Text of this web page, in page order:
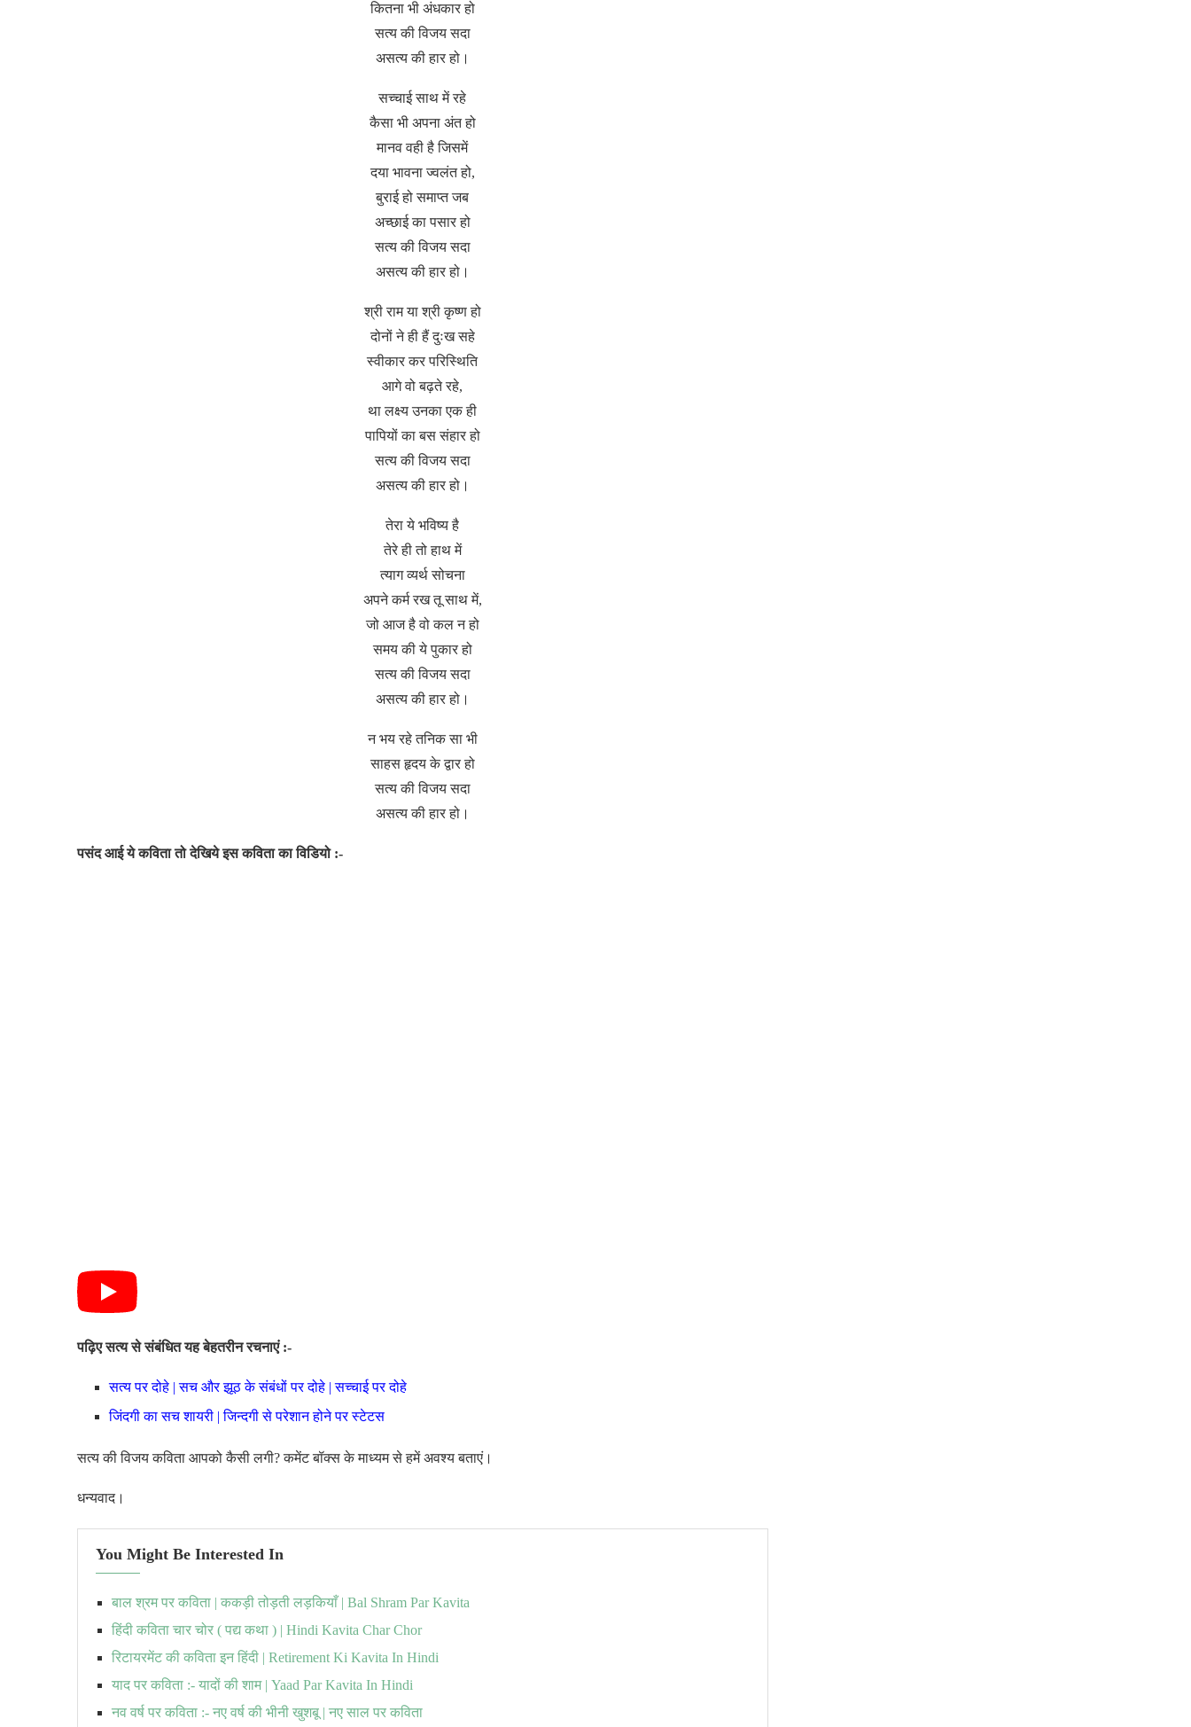
कितना भी अंधकार हो
सत्य की विजय सदा
असत्य की हार हो।
सच्चाई साथ में रहे
कैसा भी अपना अंत हो
मानव वही है जिसमें
दया भावना ज्वलंत हो,
बुराई हो समाप्त जब
अच्छाई का पसार हो
सत्य की विजय सदा
असत्य की हार हो।
श्री राम या श्री कृष्ण हो
दोनों ने ही हैं दुःख सहे
स्वीकार कर परिस्थिति
आगे वो बढ़ते रहे,
था लक्ष्य उनका एक ही
पापियों का बस संहार हो
सत्य की विजय सदा
असत्य की हार हो।
तेरा ये भविष्य है
तेरे ही तो हाथ में
त्याग व्यर्थ सोचना
अपने कर्म रख तू साथ में,
जो आज है वो कल न हो
समय की ये पुकार हो
सत्य की विजय सदा
असत्य की हार हो।
न भय रहे तनिक सा भी
साहस हृदय के द्वार हो
सत्य की विजय सदा
असत्य की हार हो।
पसंद आई ये कविता तो देखिये इस कविता का विडियो :-
पढ़िए सत्य से संबंधित यह बेहतरीन रचनाएं :-
सत्य पर दोहे | सच और झूठ के संबंधों पर दोहे | सच्चाई पर दोहे
जिंदगी का सच शायरी | जिन्दगी से परेशान होने पर स्टेटस
सत्य की विजय कविता आपको कैसी लगी? कमेंट बॉक्स के माध्यम से हमें अवश्य बताएं।
धन्यवाद।
You Might Be Interested In
बाल श्रम पर कविता | ककड़ी तोड़ती लड़कियाँ | Bal Shram Par Kavita
हिंदी कविता चार चोर ( पद्य कथा ) | Hindi Kavita Char Chor
रिटायरमेंट की कविता इन हिंदी | Retirement Ki Kavita In Hindi
याद पर कविता :- यादों की शाम | Yaad Par Kavita In Hindi
नव वर्ष पर कविता :- नए वर्ष की भीनी खुशबू | नए साल पर कविता